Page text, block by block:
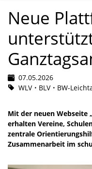
Neue
07.05.2026
WLV
BLV BW-
Mit der neuen Webseite
erhalten Vereine,
zentrale
Zusammenarbeit im